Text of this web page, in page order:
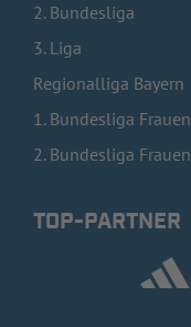
2. Bundesliga
3. Liga
Regionalliga Bayern
1. Bundesliga Frauen
2. Bundesliga Frauen
TOP-PARTNER